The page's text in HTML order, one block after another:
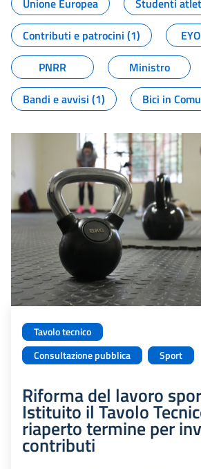
Unione Europea
Studenti
Contributi e patrocini (1)
PNRR
Ministro
Bandi e avvisi (1)
Bici in
Tavolo tecnico
Consultazione pubblica
Sport
Riforma del lavoro
Istituito il Tavolo
riaperto termine per
contributi